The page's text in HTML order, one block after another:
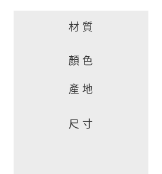
材 質
顏 色
產 地
尺 寸